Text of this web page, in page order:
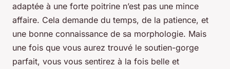
adaptée à une forte poitrine n’est pas une mince
affaire. Cela demande du temps, de la patience, et
une bonne connaissance de sa morphologie. Mais
une fois que vous aurez trouvé le soutien-gorge
parfait, vous vous sentirez à la fois belle et